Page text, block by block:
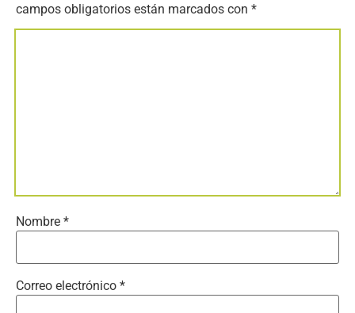
campos obligatorios están marcados con *
Nombre *
Correo electrónico *